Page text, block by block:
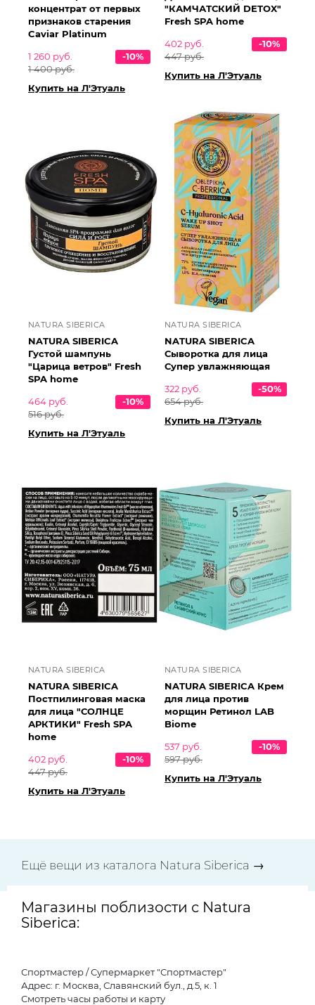
концентрат от первых
признаков старения
Caviar Platinum
1 260 руб.
1 400 руб.
-10%
Купить на Л'Этуаль
"КАМЧАТСКИЙ DETOX"
Fresh SPA home
402 руб.
447 руб.
-10%
Купить на Л'Этуаль
NATURA SIBERICA
NATURA SIBERICA
Густой шампунь
"Царица ветров" Fresh
SPA home
464 руб.
516 руб.
-10%
Купить на Л'Этуаль
NATURA SIBERICA
NATURA SIBERICA
Сыворотка для лица
Супер увлажняющая
322 руб.
654 руб.
-50%
Купить на Л'Этуаль
NATURA SIBERICA
NATURA SIBERICA
Постпилинговая маска
для лица "СОЛНЦЕ
АРКТИКИ" Fresh SPA
home
402 руб.
447 руб.
-10%
Купить на Л'Этуаль
NATURA SIBERICA
NATURA SIBERICA Крем
для лица против
морщин Ретинол LAB
Biome
537 руб.
597 руб.
-10%
Купить на Л'Этуаль
Ещё вещи из каталога Natura Siberica →
Магазины поблизости с Natura
Siberica:
Спортмастер / Супермаркет "Спортмастер"
Адрес: г. Москва, Славянский бул., д.5, к. 1
Смотреть часы работы и карту